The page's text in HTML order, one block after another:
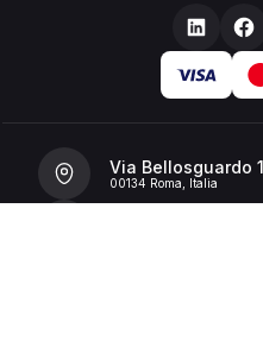
Via Bellosguardo
00134 Roma, Italia